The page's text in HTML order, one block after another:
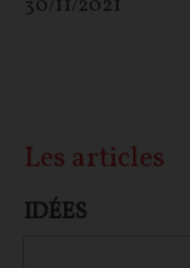
Les articles
IDÉES